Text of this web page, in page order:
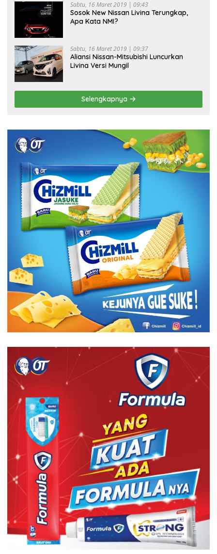
Sabtu, 16 Maret 2019 | 09:43
Sosok New Nissan Livina Terungkap,
Apa Kata NMI?
Sabtu, 16 Maret 2019 | 09:37
Aliansi Nissan-Mitsubishi Luncurkan
Livina Versi Mungil
Selengkapnya